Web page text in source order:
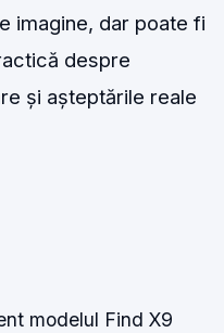
imagine, dar poate fi
despre
și așteptările reale
modelul Find X9